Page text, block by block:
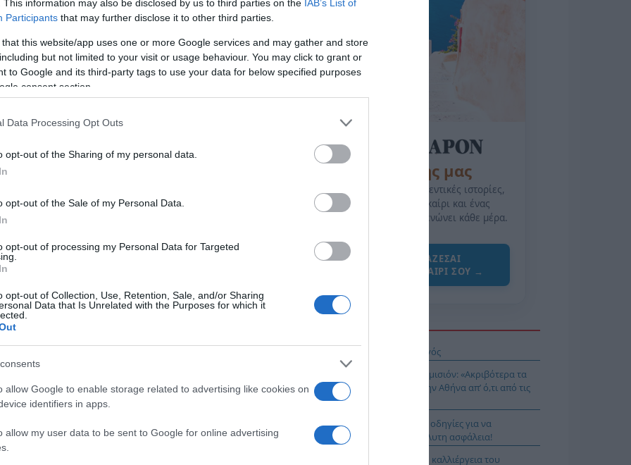
This information may also be disclosed by us to third parties on the IAB’s List of
Participants that may further disclose it to other third parties.
that this website/app uses one or more Google services and may gather and store
but not limited to your visit or usage behaviour. You may click to grant or
to Google and its third-party tags to use your data for below specified purposes
consent section.
Data Processing Opt Outs
opt-out of the Sharing of my personal data.
opt-out of the Sale of my Personal Data.
opt-out of processing my Personal Data for Targeted
opt-out of Collection, Use, Retention, Sale, and/or Sharing
Data that Is Unrelated with the Purposes for which it
allow Google to enable storage related to advertising like cookies on
identifiers in apps.
allow my user data to be sent to Google for online advertising
να συνεχίσεις την καριέρα σου στην ΑΕΚ;
τόσο για τις επιτυχίες της στην Ευρώπη όσο και στο
ταλαντούχους και σπουδαίους ποδοσφαιριστές. Αυτό
ήθελα να συμμετάσχω, και ελπίζω να συμβάλω ώστε να
φαίνονται τα πράγματα αυτή τη στιγμή, το μέλλον
σπουδαία πράγματα όλοι μαζί.
πρώτες ώρες με την ομάδα;
μου και όλο το επιτελείο ήταν πραγματικά θερμή. Ήταν
το ένιωσα από την πρώτη κιόλας ημέρα. Οι πρώτες μου
ιστορίες, για το πόσο παθιασμένα στηρίζουν τον σύλλογο
εντός, όσο και στους εκτός έδρας αγώνες. Ελπίζω αυτό να
θα προσπαθήσω να δίνω τα πάντα μέσα στο γήπεδο και,
της Ζωής μας
Οι άνθρωποι, οι αυθεντικές ιστορίες,
το ελληνικό καλοκαίρι και ένας
πολιτισμός που μας ενώνει κάθε μέρα.
ΌΣΑ ΧΡΕΙΆΖΕΣΑΙ
ΓΙΑ ΤΟ ΚΑΛΟΚΑΊΡΙ ΣΟΥ →
Όσιος Νικάνωρ ο θαυματουργός
Σάκης Αρναούτογλου προς Κομισιόν: «Ακριβότερα τα
διόδια από τους Ευζώνους στην Αθήνα απ’ ό,τι από τις
Βρυξέλλες μέχρι την Ελλάδα»
Βουτιές χωρίς ρίσκο: 8 χρυσές οδηγίες για να
απολαμβάνεις το νερό με απόλυτη ασφάλεια!
ΕΡΤ3 – «Project Περιφέρεια»: Η καλλιέργεια του